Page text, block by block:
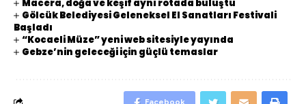
Macera, doğa ve keşif aynı rotada buluştu
Gölcük Belediyesi Geleneksel El Sanatları Festivali
Başladı
“Kocaeli Müze” yeni web sitesiyle yayında
Gebze’nin geleceği için güçlü temaslar
Facebook